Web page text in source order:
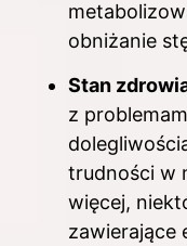
obniżanie
Stan
z
trudności w
więcej,
zawierające